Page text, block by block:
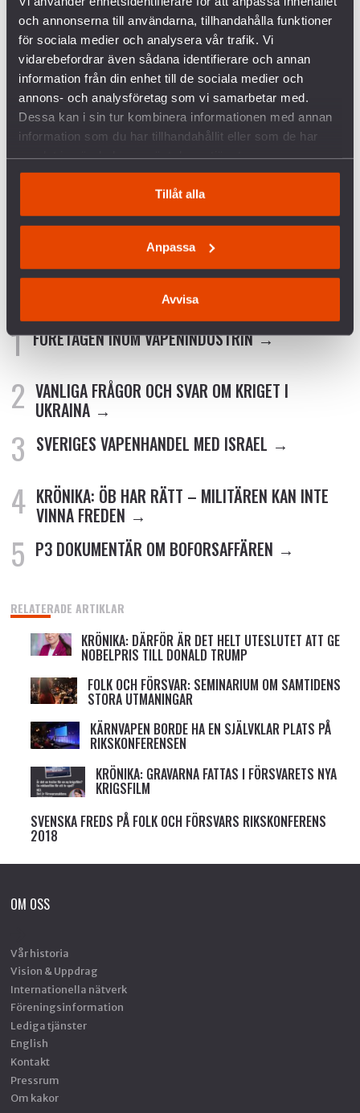
och annonserna till användarna, tillhandahålla funktioner
för sociala medier och analysera vår trafik. Vi
vidarebefordrar även sådana identifierare och annan
information från din enhet till de sociala medier och
annons- och analysföretag som vi samarbetar med.
Dessa kan i sin tur kombinera informationen med annan
information som du har tillhandahållit eller som de har
Tillåt alla
Anpassa
Avvisa
för hållbar fred och människors säkerhet. Det är
vår gemensamma framtid och säkerhet som står på
spel. Vilket riksdagsparti är först att föreslå en
blocköverskridande överenskommelse för att
hantera de mest akuta och sannolika hoten mot
allas vår säkerhet?
Agnes Hellström, ordförande Svenska Freds- och
Skiljedomsföreningen
Länk till debattartikeln.
FÖRETAGEN INOM VAPENINDUSTRIN
VANLIGA FRÅGOR OCH SVAR OM KRIGET I
UKRAINA
SVERIGES VAPENHANDEL MED ISRAEL
KRÖNIKA: ÖB HAR RÄTT – MILITÄREN KAN INTE
VINNA FREDEN
P3 DOKUMENTÄR OM BOFORSAFFÄREN
RELATERADE ARTIKLAR
KRÖNIKA: DÄRFÖR ÄR DET HELT UTESLUTET ATT GE
NOBELPRIS TILL DONALD TRUMP
FOLK OCH FÖRSVAR: SEMINARIUM OM SAMTIDENS
STORA UTMANINGAR
KÄRNVAPEN BORDE HA EN SJÄLVKLAR PLATS PÅ
RIKSKONFERENSEN
KRÖNIKA: GRAVARNA FATTAS I FÖRSVARETS NYA
KRIGSFILM
SVENSKA FREDS PÅ FOLK OCH FÖRSVARS RIKSKONFERENS
2018
OM OSS
Vår historia
Vision & Uppdrag
Internationella nätverk
Föreningsinformation
Lediga tjänster
English
Kontakt
Pressrum
Om kakor